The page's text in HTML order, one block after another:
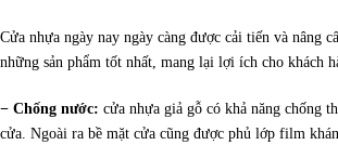
Cửa nhựa ngày nay ngày càng được cải tiến và nâng
những sản phẩm tốt nhất, mang lại lợi ích cho khách
− Chống nước: cửa nhựa giả gỗ có khả năng chống
cửa. Ngoài ra bề mặt cửa cũng được phủ lớp film